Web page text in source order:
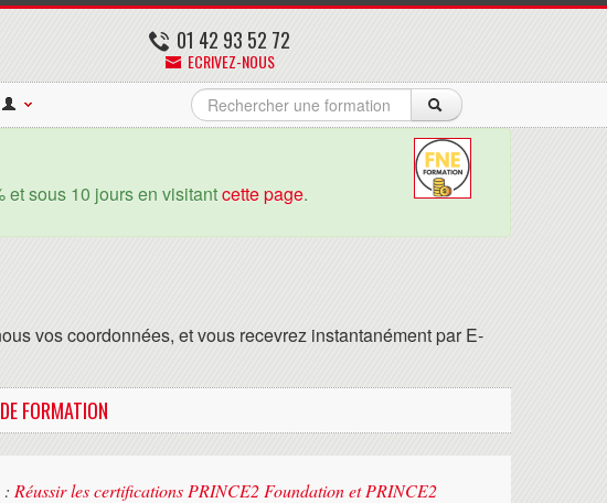
01 42 93 52 72
ECRIVEZ-NOUS
et sous 10 jours en visitantcette page.
vos coordonnées, et vous recevrez instantanément par E-
FORMATION
: Réussir les certifications PRINCE2 Foundation et PRINCE2